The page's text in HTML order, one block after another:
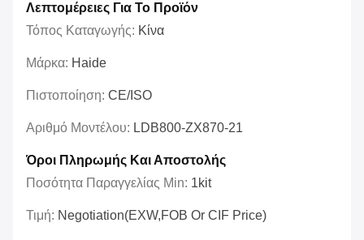
Λεπτομέρειες Για Το Προϊόν
Τόπος Καταγωγής: Κίνα
Μάρκα: Haide
Πιστοποίηση: CE/ISO
Αριθμό Μοντέλου: LDB800-ZX870-21
Όροι Πληρωμής Και Αποστολής
Ποσότητα Παραγγελίας Min: 1kit
Τιμή: Negotiation(EXW,FOB Or CIF Price)